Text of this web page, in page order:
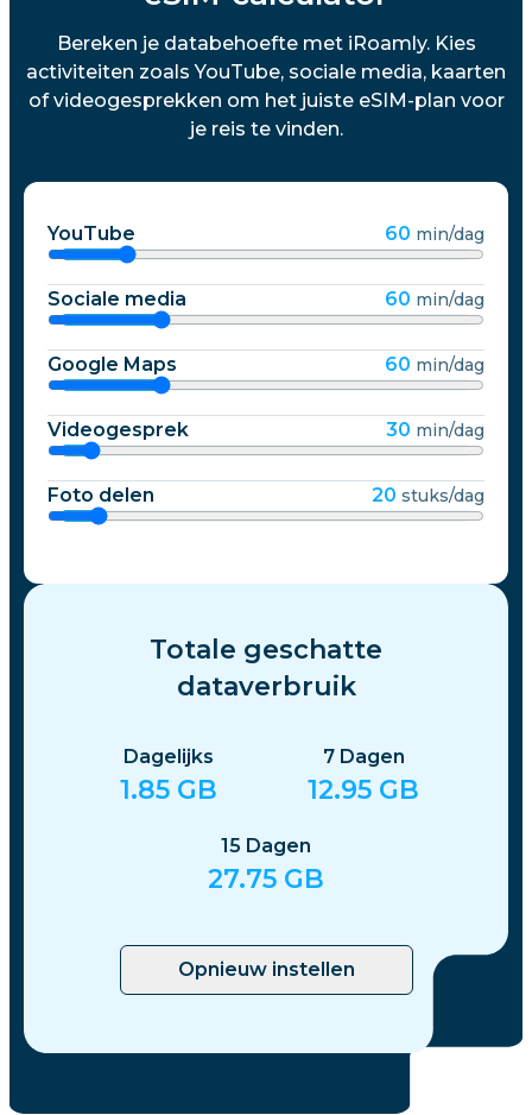
Bereken je databehoefte met iRoamly. Kies
activiteiten zoals YouTube, sociale media, kaarten
of videogesprekken om het juiste eSIM-plan voor
je reis te vinden.
YouTube 60 min/dag
Sociale media 60 min/dag
Google Maps 60 min/dag
Videogesprek 30 min/dag
Foto delen 20 stuks/dag
Totale geschatte
dataverbruik
Dagelijks
1.85 GB
7 Dagen
12.95 GB
15 Dagen
27.75 GB
Opnieuw instellen